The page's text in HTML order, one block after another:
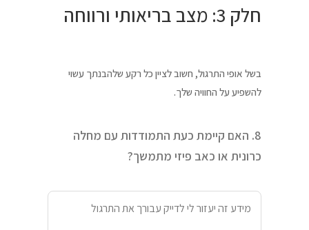
חלק 3: מצב בריאותי ורווחה
בשל אופי התרגול, חשוב לציין כל רקע שלהבנתך עשוי
להשפיע על החוויה שלך.
8. האם קיימת כעת התמודדות עם מחלה
כרונית או כאב פיזי מתמשך?